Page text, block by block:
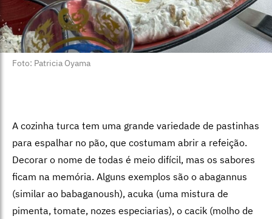
Foto: Patricia Oyama
A cozinha turca tem uma grande variedade de pastinhas
para espalhar no pão, que costumam abrir a refeição.
Decorar o nome de todas é meio difícil, mas os sabores
ficam na memória. Alguns exemplos são o abagannus
(similar ao babaganoush), acuka (uma mistura de
pimenta, tomate, nozes especiarias), o cacik (molho de